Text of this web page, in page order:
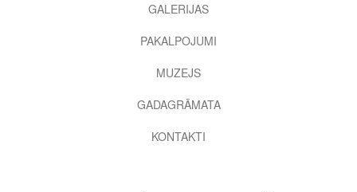
GALERIJAS
PAKALPOJUMI
MUZEJS
GADAGRĀMATA
KONTAKTI